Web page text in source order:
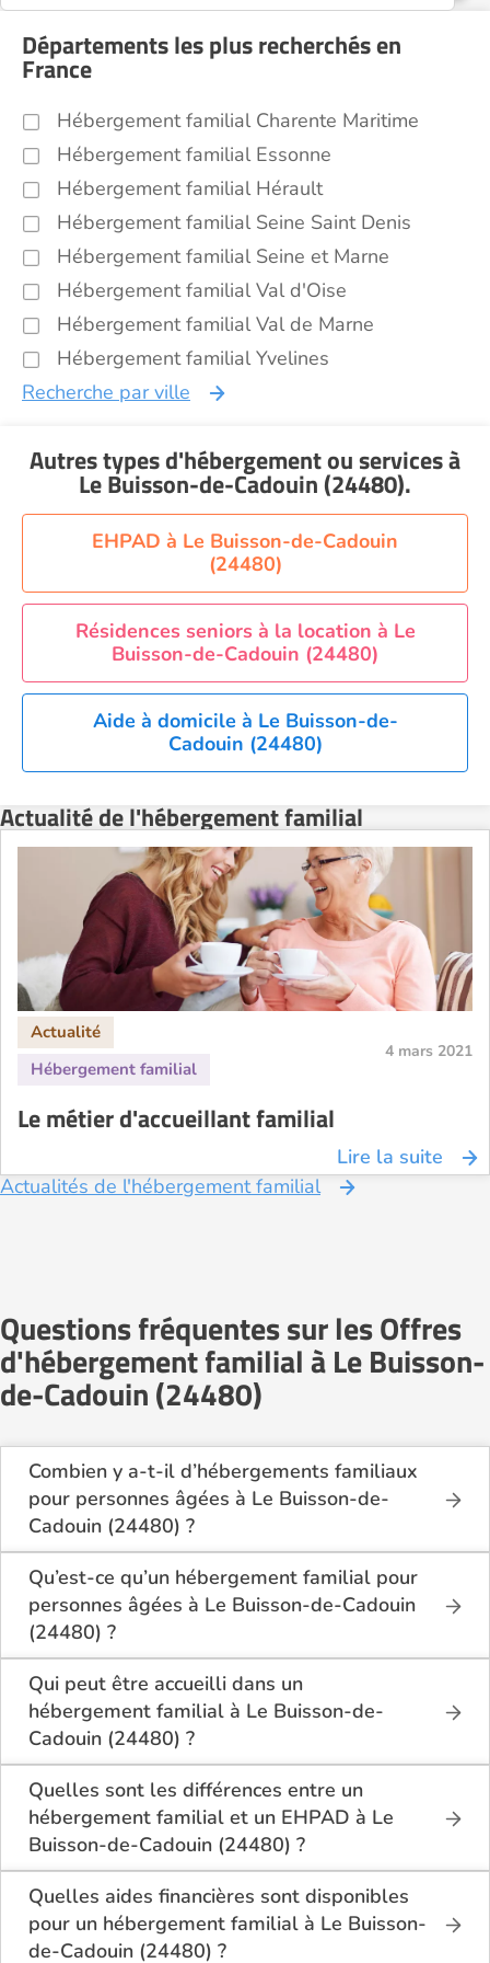
Départements les plus recherchés en
France
Hébergement familial Charente Maritime
Hébergement familial Essonne
Hébergement familial Hérault
Hébergement familial Seine Saint Denis
Hébergement familial Seine et Marne
Hébergement familial Val d'Oise
Hébergement familial Val de Marne
Hébergement familial Yvelines
Recherche par ville
Autres types d'hébergement ou servicesà
Le Buisson-de-Cadouin (24480).
EHPAD à Le Buisson-de-Cadouin
(24480)
Résidences seniors à la location à Le
Buisson-de-Cadouin (24480)
Aide à domicile à Le Buisson-de-
Cadouin (24480)
Actualité de l'hébergement familial
4 mars 2021
Le métier d'accueillant familial
Lire la suite
Actualités de l'hébergement familial
Questions fréquentes sur les Offres
d'hébergement familial à Le Buisson-
de-Cadouin (24480)
Combien y a-t-il d’hébergements familiaux
pour personnes âgées à Le Buisson-de-
Cadouin (24480) ?
Sur Logement-seniors.com, on recense actuellement
1 hébergements familiaux pour personnes âgées à
Le Buisson-de-Cadouin (24480) en 2026.
Ces structures offrent un cadre de vie chaleureux et
sécurisant, idéal pour les seniors souhaitant vivre
dans un environnement plus intime que celui d’un
établissement collectif.
Qu’est-ce qu’un hébergement familial pour
personnes âgées à Le Buisson-de-Cadouin
(24480) ?
L’hébergement familial permet à une personne âgée
d’être accueillie au domicile d’un accueillant familial
agréé par le département.
Elle y bénéficie d’un cadre de vie convivial, de repas
partagés, d’une présence quotidienne et d’un
accompagnement personnalisé, tout en conservant
une grande autonomie.
Qui peut être accueilli dans un
hébergement familial à Le Buisson-de-
Cadouin (24480) ?
Ce mode d’accueil s’adresse aux personnes âgées
de plus de 60 ans, seules ou en couple, qui
souhaitent vivre dans un cadre familial plutôt que
dans une structure médicalisée. Les personnes en
légère perte d’autonomie peuvent y trouver un bon
équilibre entre indépendance et accompagnement
quotidien.
Quelles sont les différences entre un
hébergement familial et un EHPAD à Le
Buisson-de-Cadouin (24480) ?
L’hébergement familial accueille les seniors
chez un particulier agréé, dans un
environnement domestique et convivial.
Quelles aides financières sont disponibles
pour un hébergement familial à Le Buisson-
de-Cadouin (24480) ?